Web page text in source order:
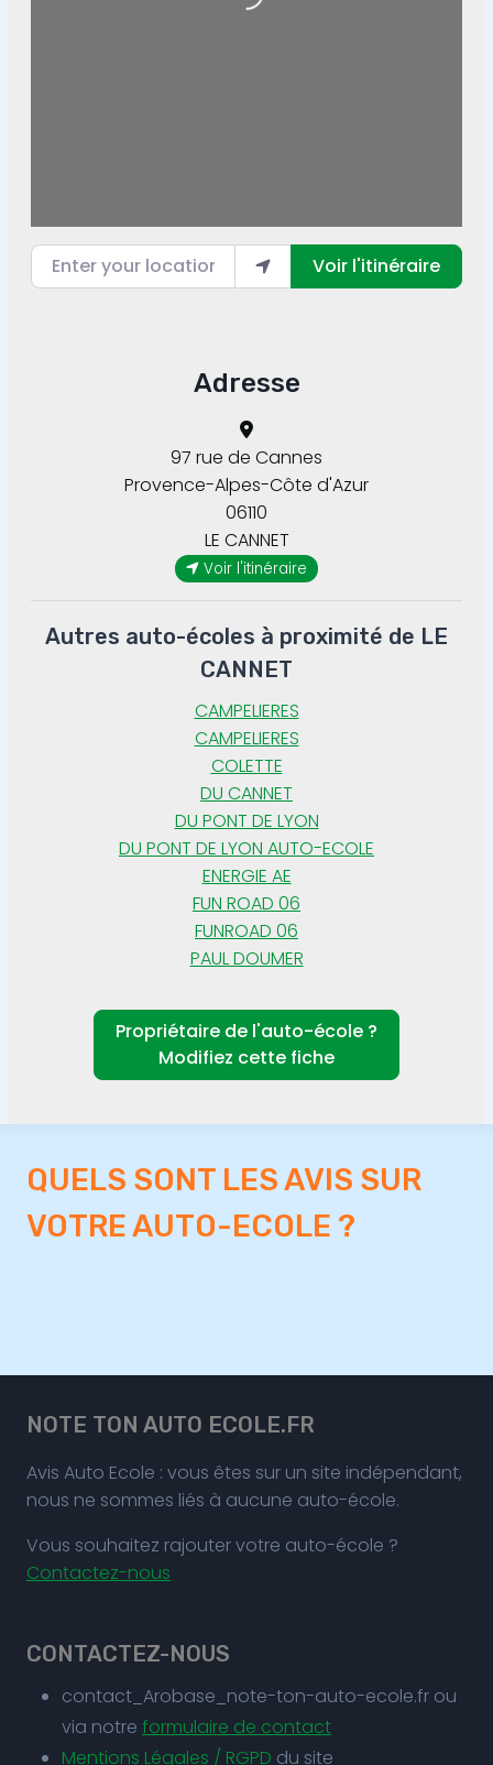
Enter your location
Voir l'itinéraire
Adresse
97 rue de Cannes
LE CANNET
Provence-Alpes-Côte d'Azur
06110
Voir l'itinéraire
Autres auto-écoles à proximité de LE
CANNET
CAMPELIERES
CAMPELIERES
COLETTE
DU CANNET
DU PONT DE LYON
DU PONT DE LYON AUTO-ECOLE
ENERGIE AE
FUN ROAD 06
FUNROAD 06
PAUL DOUMER
Propriétaire de l'auto-école ?
Modifiez cette fiche
QUELS SONT LES AVIS SUR
VOTRE AUTO-ECOLE ?
NOTE TON AUTO ECOLE.FR
Avis Auto Ecole : vous êtes sur un site indépendant,
nous ne sommes liés à aucune auto-école.
Vous souhaitez rajouter votre auto-école ?
Contactez-nous
CONTACTEZ-NOUS
contact_Arobase_note-ton-auto-ecole.fr ou
via notre formulaire de contact
Mentions Légales / RGPD du site